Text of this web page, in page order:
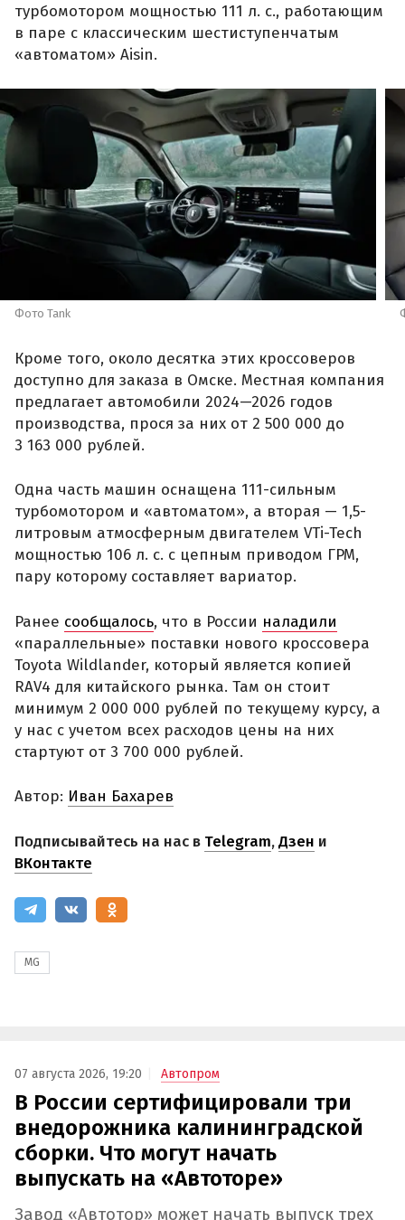
турбомотором мощностью 111 л. с., работающим
в паре с классическим шестиступенчатым
«автоматом» Aisin.
Фото Tank
Кроме того, около десятка этих кроссоверов
доступно для заказа в Омске. Местная компания
предлагает автомобили 2024—2026 годов
производства, прося за них от 2 500 000 до
3 163 000 рублей.
Одна часть машин оснащена 111-сильным
турбомотором и «автоматом», а вторая — 1,5-
литровым атмосферным двигателем VTi-Tech
мощностью 106 л. с. с цепным приводом ГРМ,
пару которому составляет вариатор.
Ранее сообщалось, что в России наладили
«параллельные» поставки нового кроссовера
Toyota Wildlander, который является копией
RAV4 для китайского рынка. Там он стоит
минимум 2 000 000 рублей по текущему курсу, а
у нас с учетом всех расходов цены на них
стартуют от 3 700 000 рублей.
Автор: Иван Бахарев
Подписывайтесь на нас в Telegram,Дзен и
ВКонтакте
MG
07 августа 2026, 19:20 Автопром
В России сертифицировали три
внедорожника калининградской
сборки. Что могут начать
выпускать на «Автоторе»
Завод «Автотор» может начать выпуск трех